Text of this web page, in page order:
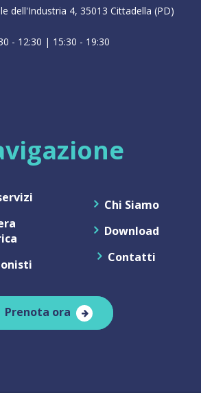
dell'Industria 4, 35013 Cittadella (PD)
- 12:30 | 15:30 - 19:30
Chi Siamo
Download
Contatti
Prenota ora